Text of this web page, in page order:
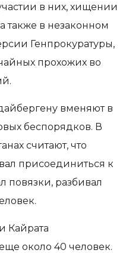
в них, хищении
также в незаконном
Генпрокуратуры,
прохожих во
вменяют в
беспорядков. В
считают, что
присоединиться к
повязки, разбивал
Кайрата
около 40 человек.